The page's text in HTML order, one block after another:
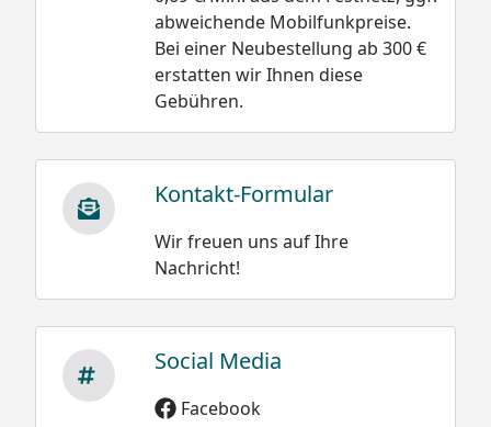
Schneegewichte:
kg/m³
Neuschnee schwach
gebunden 50 bis 100
Neuschnee stark
gebunden 100 bis 200
kg/m³
Altschnee trocken
200 bis 400 kg/m³
von 20 cm oder 0,2 m
bei Altschnee:
100 kg /m²
abweichende Mobilfunkpreise.
Bei einer Neubestellung ab 300 €
erstatten wir Ihnen diese
Gebühren.
Kontakt-Formular
Wir freuen uns auf Ihre
Nachricht!
Social Media
Facebook